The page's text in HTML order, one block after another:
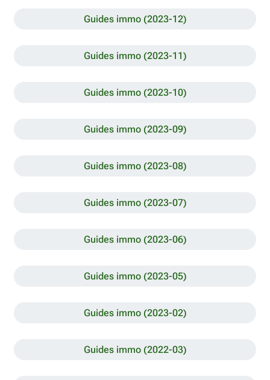
Guides immo (2023-12)
Guides immo (2023-11)
Guides immo (2023-10)
Guides immo (2023-09)
Guides immo (2023-08)
Guides immo (2023-07)
Guides immo (2023-06)
Guides immo (2023-05)
Guides immo (2023-02)
Guides immo (2022-03)